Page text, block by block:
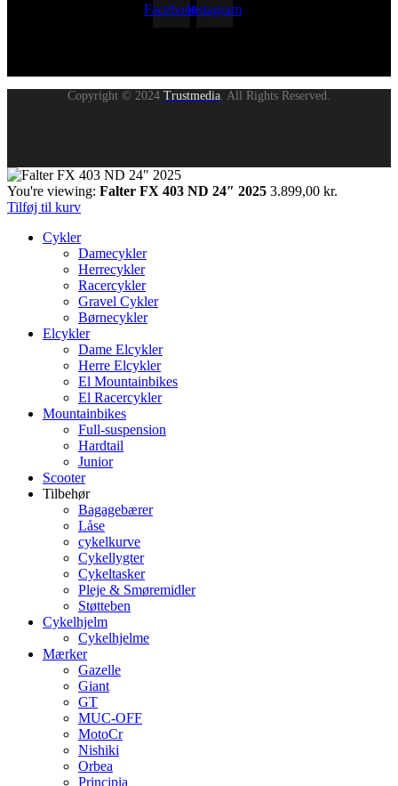
FacebookInstagram
Copyright © 2024 Trustmedia. All Rights Reserved.
You're viewing: Falter FX 403 ND 24″ 2025 3.899,00 kr.
Tilføj til kurv
Cykler
Damecykler
Herrecykler
Racercykler
Gravel Cykler
Børnecykler
Elcykler
Dame Elcykler
Herre Elcykler
El Mountainbikes
El Racercykler
Mountainbikes
Full-suspension
Hardtail
Junior
Scooter
Tilbehør
Bagagebærer
Låse
cykelkurve
Cykellygter
Cykeltasker
Pleje & Smøremidler
Støtteben
Cykelhjelm
Cykelhjelme
Mærker
Gazelle
Giant
GT
MUC-OFF
MotoCr
Nishiki
Orbea
Principia